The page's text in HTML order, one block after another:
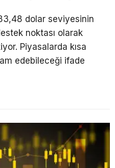
dolar seviyesinin
noktası olarak
Piyasalarda kısa
edebileceği ifade